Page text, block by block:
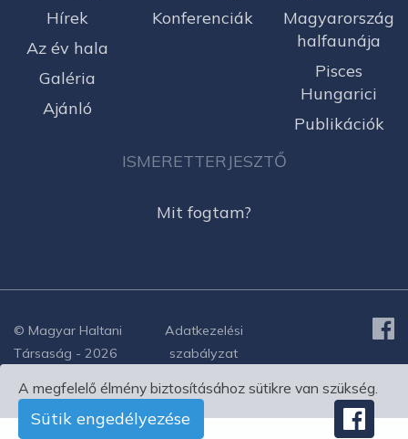
Hírek
Az év hala
Galéria
Ajánló
Konferenciák
Magyarország
halfaunája
Pisces
Hungarici
Publikációk
ISMERETTERJESZTŐ
Mit fogtam?
© Magyar Haltani
Társaság - 2026
Adatkezelési
szabályzat
A megfelelő élmény biztosításához sütikre van szükség.
Sütik engedélyezése